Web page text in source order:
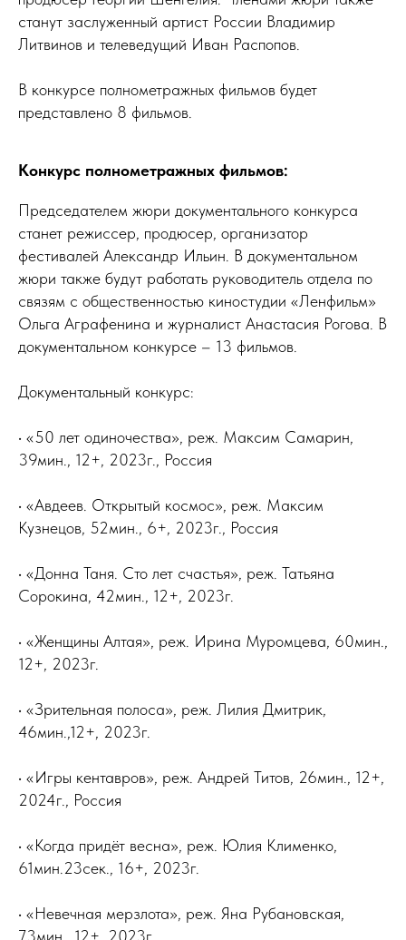
станут заслуженный артист России Владимир
Литвинов и телеведущий Иван Распопов.
В конкурсе полнометражных фильмов будет
представлено 8 фильмов.
Конкурс полнометражных фильмов:
Председателем жюри документального конкурса
станет режиссер, продюсер, организатор
фестивалей Александр Ильин. В документальном
жюри также будут работать руководитель отдела по
связям с общественностью киностудии «Ленфильм»
Ольга Аграфенина и журналист Анастасия Рогова. В
документальном конкурсе – 13 фильмов.
Документальный конкурс:
• «50 лет одиночества», реж. Максим Самарин,
39мин., 12+, 2023г., Россия
• «Авдеев. Открытый космос», реж. Максим
Кузнецов, 52мин., 6+, 2023г., Россия
• «Донна Таня. Сто лет счастья», реж. Татьяна
Сорокина, 42мин., 12+, 2023г.
• «Женщины Алтая», реж. Ирина Муромцева, 60мин.,
12+, 2023г.
• «Зрительная полоса», реж. Лилия Дмитрик,
46мин.,12+, 2023г.
• «Игры кентавров», реж. Андрей Титов, 26мин., 12+,
2024г., Россия
• «Когда придёт весна», реж. Юлия Клименко,
61мин.23сек., 16+, 2023г.
• «Невечная мерзлота», реж. Яна Рубановская,
73мин., 12+, 2023г.